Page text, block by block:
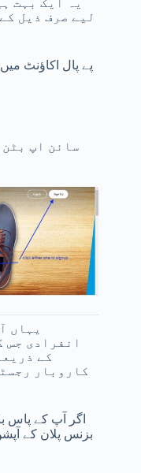
یہ ایک بہت
لیے صرف ذیل
پے پال اکاؤنٹ
سائن اپ
یہاں
انفرادی جس
کے
کاروبار
اگر آپ کے پاس
بزنس پلان کے